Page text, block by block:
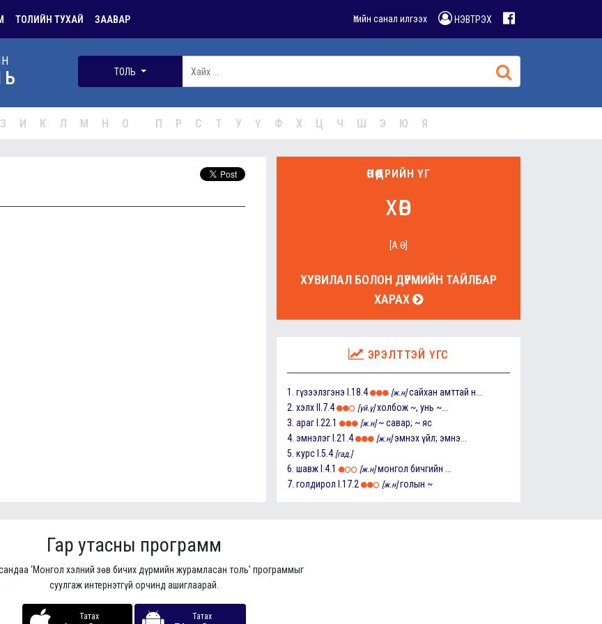
ТОЛИЙН ТУХАЙ ЗААВАР Үгийн санал илгээх НЭВТРЭХ
ТОЛЬ
З И К Л М Н О П Р С Т У Ү Ф Х Ц Ч Ш Э Ю Я
ӨНӨӨДРИЙН ҮГ
хөв
[А.Ө]
ХУВИЛАЛ БОЛОН ДҮРМИЙН ТАЙЛБАР
ХАРАХ
ЭРЭЛТТЭЙ ҮГС
1. гүзээлзгэнэ I.18.4 [ж.н] сайхан амттай н...
2. хэлх II.7.4 [үй.ү] холбож ~, унь ~...
3. араг I.22.1 [ж.н] ~ савар; ~ яс
4. эмнэлэг I.21.4 [ж.н] эмнэх үйл; эмнэ...
5. курс I.5.4 [гад.]
6. шавж I.4.1 [ж.н] монгол бичгийн ...
7. голдирол I.17.2 [ж.н] голын ~
Гар утасны программ
‘Монгол хэлний зөв бичих дүрмийн журамласан толь’ программыг
суулгаж интернэтгүй орчинд ашиглаарай.
Татах Татах